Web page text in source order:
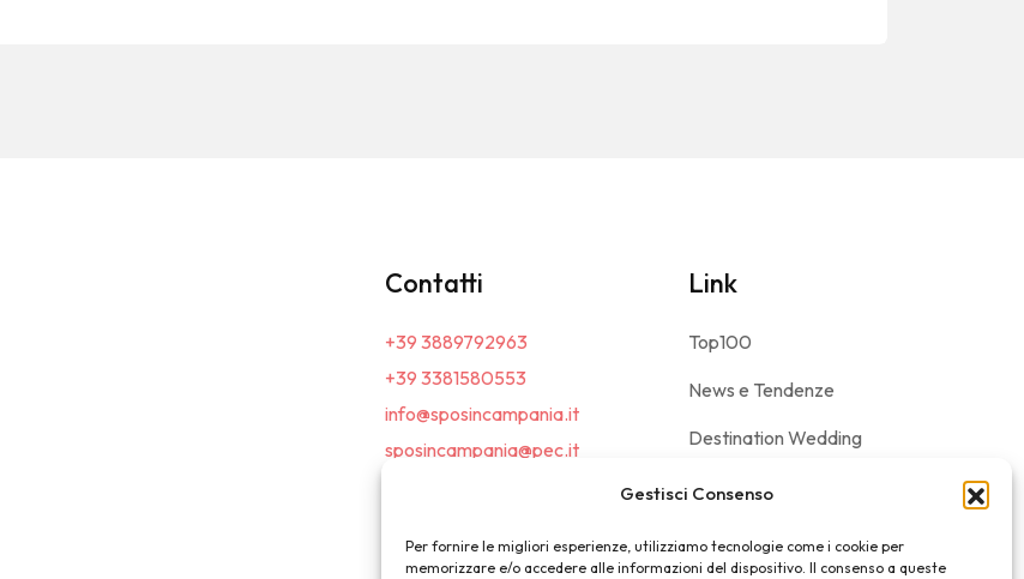
Gestisci Consenso
Per fornire le migliori esperienze, utilizziamo tecnologie come i cookie per
memorizzare e/o accedere alle informazioni del dispositivo. Il consenso a queste
Contatti
+39 3889792963
+39 3381580553
info@sposincampania.it
sposincampania@pec.it
Link
Top100
News e Tendenze
Destination Wedding
Magazine